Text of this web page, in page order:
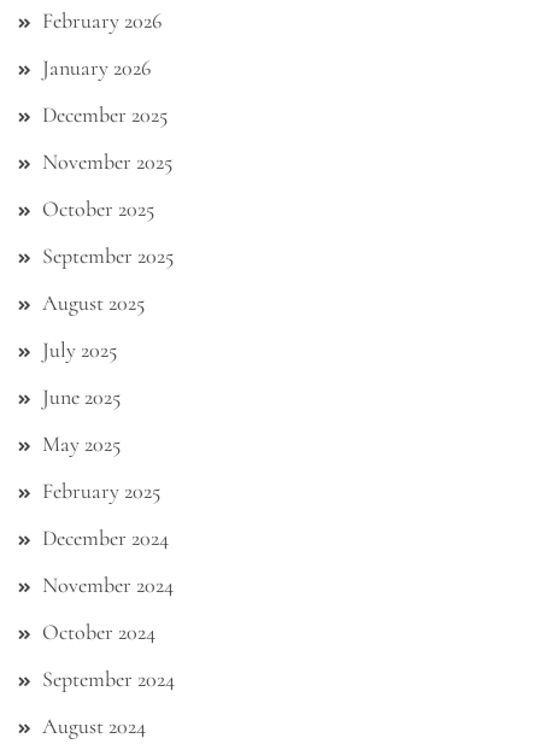
February 2026
January 2026
December 2025
November 2025
October 2025
September 2025
August 2025
July 2025
June 2025
May 2025
February 2025
December 2024
November 2024
October 2024
September 2024
August 2024